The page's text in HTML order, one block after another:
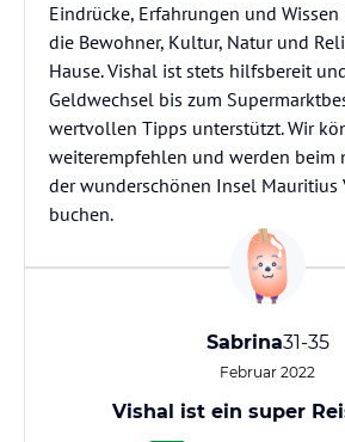
Eindrücke, Erfahrungen und
die Bewohner, Kultur, Natur und
Hause. Vishal ist stets hilfsbereit
Geldwechsel bis zum
wertvollen Tipps unterstützt. Wir
weiterempfehlen und werden beim
der wunderschönen Insel Mauritius
buchen.
Sabrina31-35
Februar 2022
Vishal ist ein super